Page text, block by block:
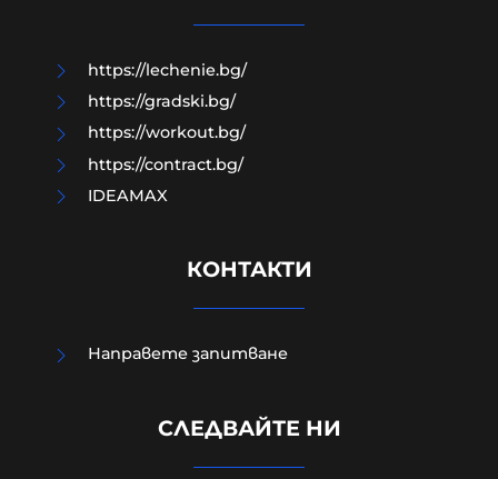
нейното количество и липса като
https://lechenie.bg/
https://gradski.bg/
https://workout.bg/
https://contract.bg/
IDEAMAX
КОНТАКТИ
Направете запитване
СЛЕДВАЙТЕ НИ